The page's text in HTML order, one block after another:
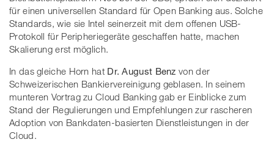
für einen universellen Standard für Open Banking aus. Solche
Standards, wie sie Intel seinerzeit mit dem offenen USB-
Protokoll für Peripheriegeräte geschaffen hatte, machen
Skalierung erst möglich.
In das gleiche Horn hat Dr. August Benz von der
Schweizerischen Bankiervereinigung geblasen. In seinem
munteren Vortrag zu Cloud Banking gab er Einblicke zum
Stand der Regulierungen und Empfehlungen zur rascheren
Adoption von Bankdaten-basierten Dienstleistungen in der
Cloud.